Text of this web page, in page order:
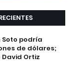
Soto podría
de dólares;
Ortiz